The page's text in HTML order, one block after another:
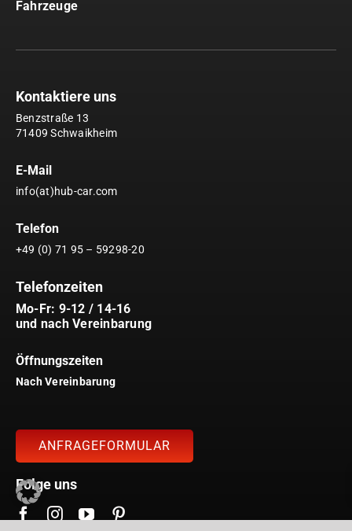
Fahrzeuge
Kontaktiere uns
Benzstraße 13
71409 Schwaikheim
E-Mail
info(at)hub-car.com
Telefon
+49 (0) 71 95 – 59298-20
Telefonzeiten
Mo-Fr: 9-12 / 14-16
und nach Vereinbarung
Öffnungszeiten
Nach Vereinbarung
ANFRAGEFORMULAR
Folge uns